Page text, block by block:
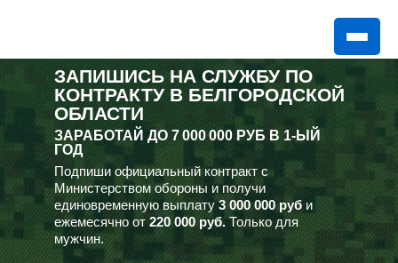
ЗАПИШИСЬ НА СЛУЖБУ ПО
КОНТРАКТУ В БЕЛГОРОДСКОЙ
ОБЛАСТИ
ЗАРАБОТАЙ ДО 7 000 000 РУБ В 1-ЫЙ
ГОД
Подпиши официальный контракт с
Министерством обороны и получи
единовременную выплату3 000 000 руб и
ежемесячно от 220 000 руб.Только для
мужчин.